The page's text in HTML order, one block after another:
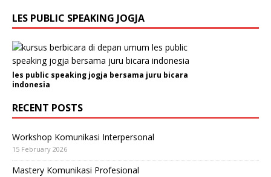
LES PUBLIC SPEAKING JOGJA
les public speaking jogja bersama juru bicara
indonesia
RECENT POSTS
Workshop Komunikasi Interpersonal
15 February 2026
Mastery Komunikasi Profesional